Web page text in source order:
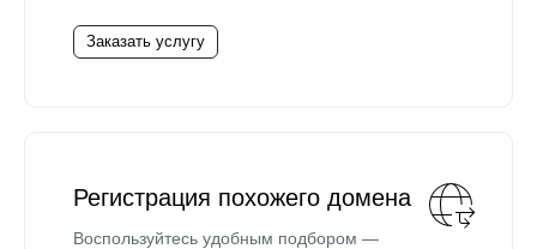
Заказать услугу
Регистрация похожего домена
Воспользуйтесь удобным подбором —